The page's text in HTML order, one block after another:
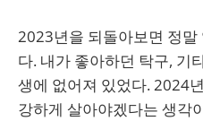
2023년을 되돌아보면 정
다. 내가 좋아하던 탁구, 기
생에 없어져 있었다. 2024
강하게 살아야겠다는 생각